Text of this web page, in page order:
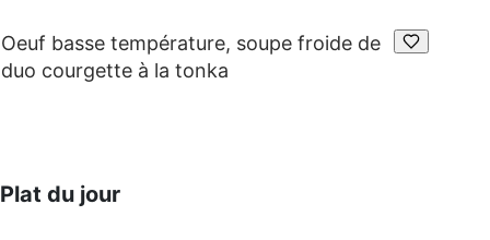
Oeuf basse température, soupe froide de
duo courgette à la tonka
Plat du jour